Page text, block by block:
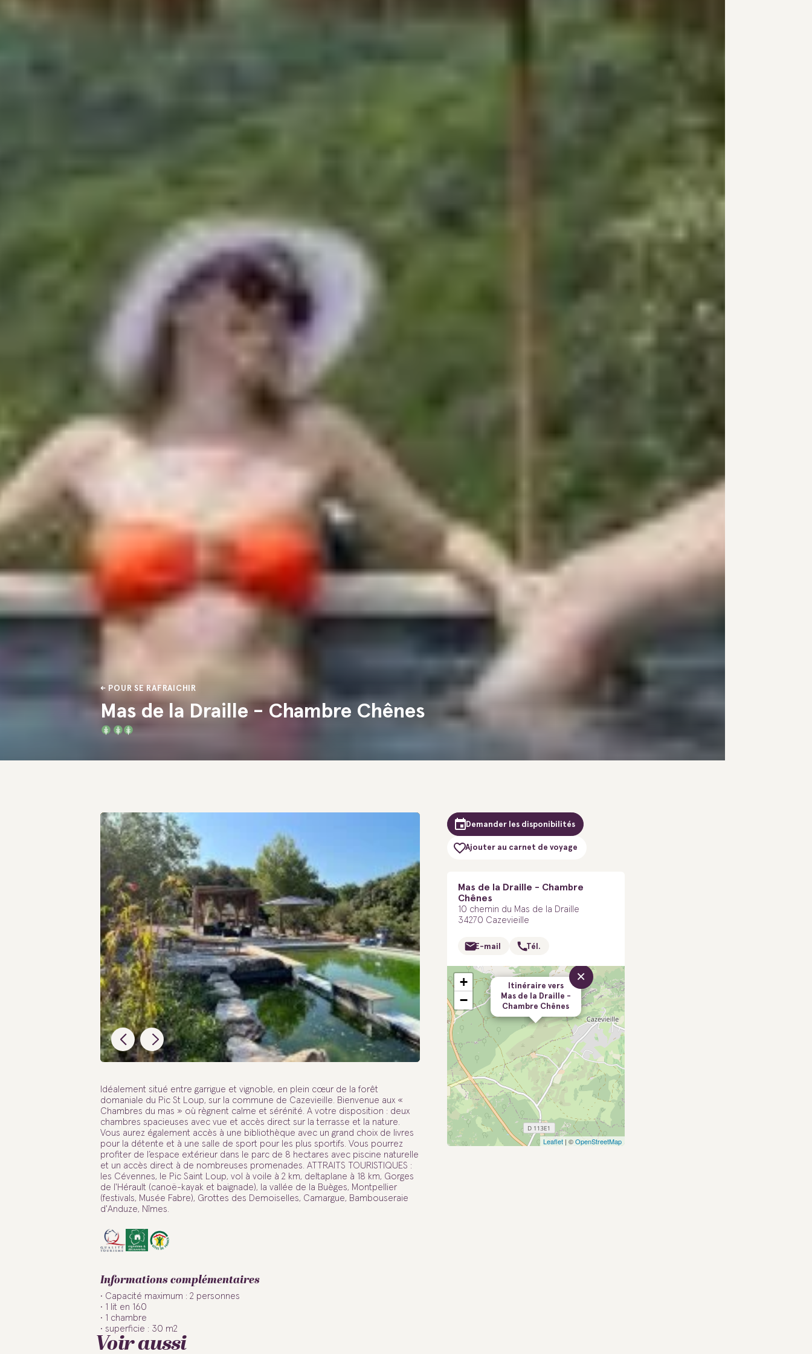
POUR SE RAFRAICHIR
Mas de la Draille - Chambre Chênes
Idéalement situé entre garrigue et vignoble, en plein cœur de la forêt
domaniale du Pic St Loup, sur la commune de Cazevieille. Bienvenue aux «
Chambres du mas » où règnent calme et sérénité. A votre disposition : deux
chambres spacieuses avec vue et accès direct sur la terrasse et la nature.
Vous aurez également accès à une bibliothèque avec un grand choix de livres
pour la détente et à une salle de sport pour les plus sportifs. Vous pourrez
profiter de l’espace extérieur dans le parc de 8 hectares avec piscine naturelle
et un accès direct à de nombreuses promenades. ATTRAITS TOURISTIQUES :
les Cévennes, le Pic Saint Loup, vol à voile à 2 km, deltaplane à 18 km, Gorges
de l'Hérault (canoë-kayak et baignade), la vallée de la Buèges, Montpellier
(festivals, Musée Fabre), Grottes des Demoiselles, Camargue, Bambouseraie
d'Anduze, Nîmes.
Informations complémentaires
Capacité maximum : 2 personnes
1 lit en 160
1 chambre
superficie : 30 m2
Demander les disponibilités
Ajouter au carnet de voyage
Mas de la Draille - Chambre
Chênes
10 chemin du Mas de la Draille
34270 Cazevieille
E-mail Tél.
Itinéraire vers
Mas de la Draille -
Chambre Chênes
×
+
−
Leaflet | ©OpenStreetMap
Voir aussi